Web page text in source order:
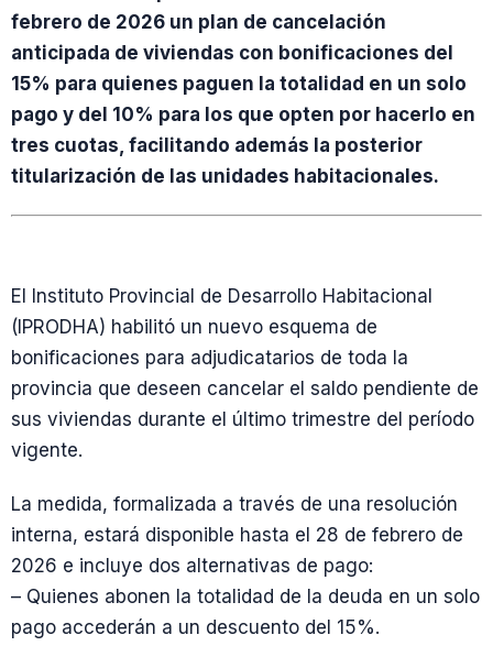
febrero de 2026 un plan de cancelación
anticipada de viviendas con bonificaciones del
15% para quienes paguen la totalidad en un solo
pago y del 10% para los que opten por hacerlo en
tres cuotas, facilitando además la posterior
titularización de las unidades habitacionales.
El Instituto Provincial de Desarrollo Habitacional
(IPRODHA) habilitó un nuevo esquema de
bonificaciones para adjudicatarios de toda la
provincia que deseen cancelar el saldo pendiente de
sus viviendas durante el último trimestre del período
vigente.
La medida, formalizada a través de una resolución
interna, estará disponible hasta el 28 de febrero de
2026 e incluye dos alternativas de pago:
– Quienes abonen la totalidad de la deuda en un solo
pago accederán a un descuento del 15%.